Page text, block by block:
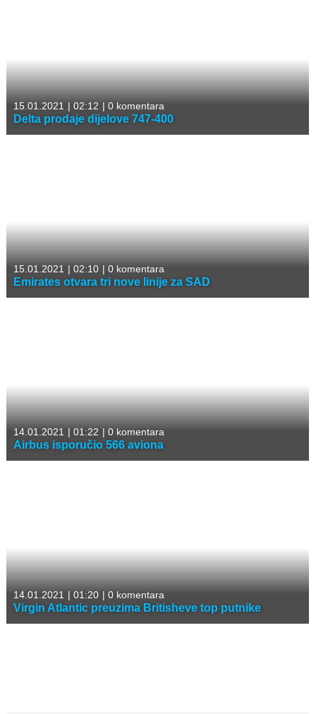
15.01.2021 | 02:12 | 0 komentara
Delta prodaje dijelove 747-400
15.01.2021 | 02:10 | 0 komentara
Emirates otvara tri nove linije za SAD
14.01.2021 | 01:22 | 0 komentara
Airbus isporučio 566 aviona
14.01.2021 | 01:20 | 0 komentara
Virgin Atlantic preuzima Britisheve top putnike